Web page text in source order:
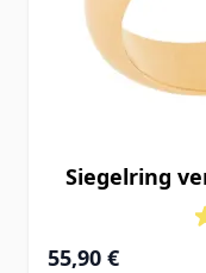
Siegelring
55,90 €